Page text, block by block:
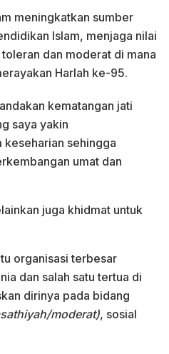
meningkatkan sumber
Islam, menjaga nilai
dan moderat di mana
Harlah ke-95.
kematangan jati
saya yakin
sehingga
umat dan
juga khidmat untuk
organisasi terbesar
dan salah satu tertua di
dirinya pada bidang
moderat), sosial